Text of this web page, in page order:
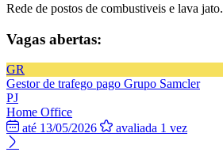
Rede de postos de combustiveis e lava jato.
Vagas abertas:
GR
Gestor de trafego pago Grupo Samcler
PJ
Home Office
até 13/05/2026
avaliada 1 vez